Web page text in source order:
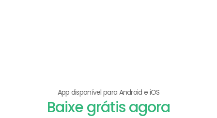
App disponível para Android e iOS
Baixe grátis agora